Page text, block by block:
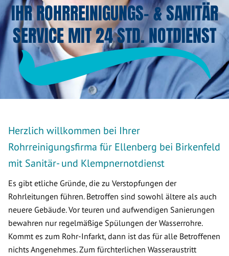
IHR ROHRREINIGUNGS- & SANITÄR
SERVICE MIT 24 STD. NOTDIENST
Herzlich willkommen bei Ihrer
Rohrreinigungsfirma für Ellenberg bei Birkenfeld
mit Sanitär- und Klempnernotdienst
Es gibt etliche Gründe, die zu Verstopfungen der
Rohrleitungen führen. Betroffen sind sowohl ältere als auch
neuere Gebäude. Vor teuren und aufwendigen Sanierungen
bewahren nur regelmäßige Spülungen der Wasserrohre.
Kommt es zum Rohr-Infarkt, dann ist das für alle Betroffenen
nichts Angenehmes. Zum fürchterlichen Wasseraustritt